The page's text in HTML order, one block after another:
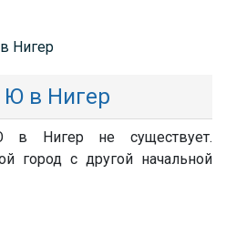
Нигер
Ю в Нигер
Нигер не существует.
город с другой начальной